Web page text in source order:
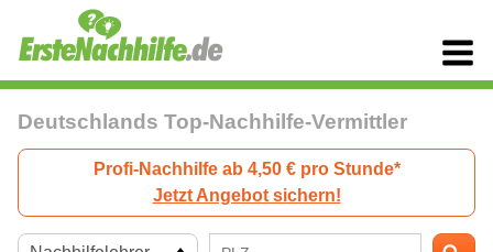
Deutschlands Top-Nachhilfe-Vermittler
Profi-Nachhilfe ab 4,50 € pro Stunde*
Jetzt Angebot sichern!